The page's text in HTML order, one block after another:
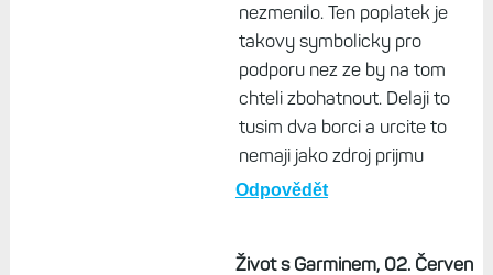
nezmenilo. Ten poplatek je
takovy symbolicky pro
podporu nez ze by na tom
chteli zbohatnout. Delaji to
tusim dva borci a urcite to
nemaji jako zdroj prijmu
Odpovědět
Život s Garminem, 02. Červen